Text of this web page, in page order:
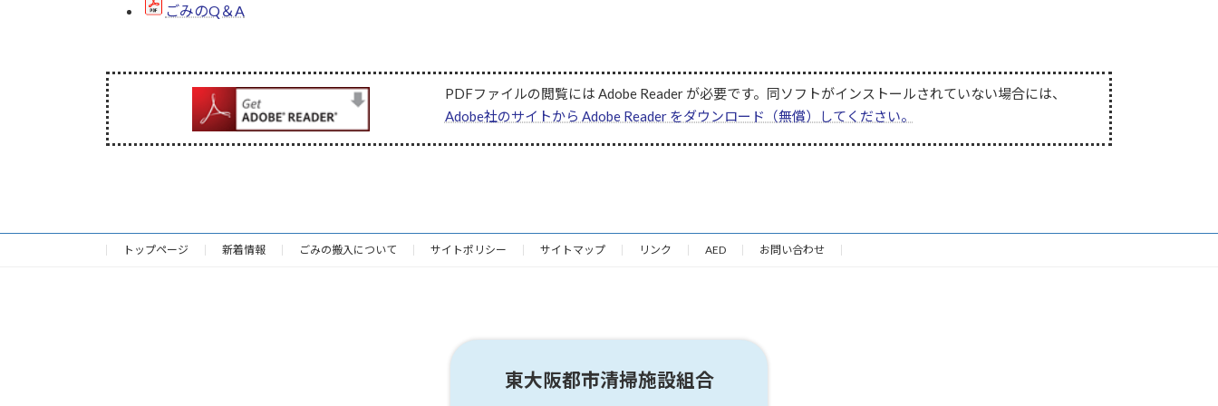
ごみのQ＆A
PDFファイルの閲覧には Adobe Reader が必要です。同ソフトがインストールされていない場合には、
Adobe社のサイトから Adobe Reader をダウンロード（無償）してください。
トップページ 新着情報 ごみの搬入について サイトポリシー サイトマップ リンク AED お問い合わせ
東大阪都市清掃施設組合